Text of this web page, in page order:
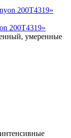
200T4319»
умеренные